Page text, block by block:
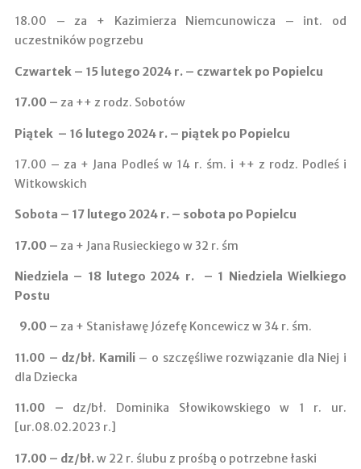
18.00 – za + Kazimierza Niemcunowicza – int. od
uczestników pogrzebu
Czwartek – 15 lutego 2024 r. – czwartek po Popielcu
17.00 – za ++ z rodz. Sobotów
Piątek – 16 lutego 2024 r. – piątek po Popielcu
17.00 – za + Jana Podleś w 14 r. śm. i ++ z rodz. Podleś i
Witkowskich
Sobota – 17 lutego 2024 r. – sobota po Popielcu
17.00 – za + Jana Rusieckiego w 32 r. śm
Niedziela – 18 lutego 2024 r. – 1 Niedziela Wielkiego
Postu
9.00 – za + Stanisławę Józefę Koncewicz w 34 r. śm.
11.00 ­– dz/bł. Kamili– o szczęśliwe rozwiązanie dla Niej i
dla Dziecka
11.00 ­– dz/bł. Dominika Słowikowskiego w 1 r. ur.
[ur.08.02.2023 r.]
17.00 – dz/bł.w 22 r. ślubu z prośbą o potrzebne łaski